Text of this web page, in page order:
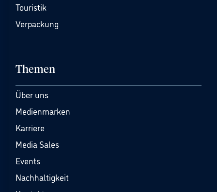
Touristik
Verpackung
Themen
Über uns
Medienmarken
Karriere
Media Sales
Events
Nachhaltigkeit